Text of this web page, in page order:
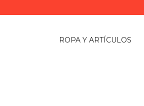
ROPA Y ARTÍCULOS